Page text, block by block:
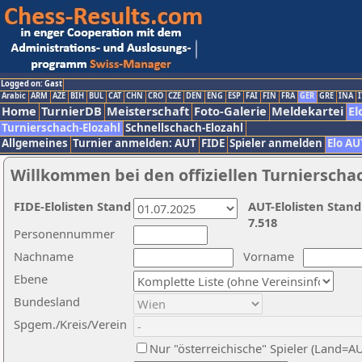
Logged on: Gast
Arabic ARM AZE BIH BUL CAT CHN CRO CZE DEN ENG ESP FAI FIN FRA GER GRE INA
Home TurnierDB Meisterschaft Foto-Galerie Meldekartei
Turnierschach-Elozahl Schnellschach-Elozahl
Allgemeines Turnier anmelden: AUT FIDE Spieler anmelden Elo
Willkommen bei den offiziellen
Nachname
Vorname
Ebene
Personennummer
Bundesland
Spgem./Kreis/Verein
Nur "österreichische" Spieler
AUT-Elolisten
7.518
FIDE-Elolisten Stand